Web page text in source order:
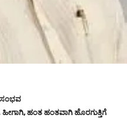
ಹಂತ ಹಂತವಾಗಿ ಹೊರಗುತ್ತಿಗೆ